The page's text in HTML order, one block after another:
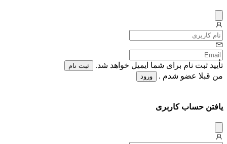
میس
تأیید ثبت نام برای شما ایمیل خواهد شد. ثبت نام
من قبلا عضو شدم . ورود
یافتن حساب کاربری
میس